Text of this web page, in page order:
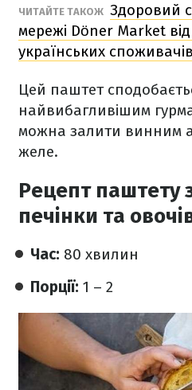
ЧИТАЙТЕ ТАКОЖ Здоровий
мережі Döner Market
українських споживачів
Цей паштет
найвибагливішим
можна залити винним
желе.
Рецепт паштету
печінки та
Час: 80 хвилин
Порції: 1 – 2